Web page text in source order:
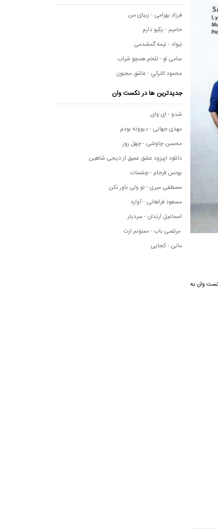
نکست وان به
فرزاد بهرامی - زیبای من
حامیم - یکیو دارم
نیواد - نیمه گمشدمی
سامی لو - تلخم همچو شراب
محمود التركي - عاشق مجنون
جدیدترین ها در نکست وان
شدو - ای وای
مهدی جهانی - دیوونه بودم
محسن چاوشی - چهل روز
دانلود اپیزود عشق عمیق از دیجی شاهین
یونس فرجام - چشمات
مصطفی میری - تو ولی باور نکن
مسعود فراهانی - آواره
اسماعیل ارندان - سردیار
مرتضی باب - ممنونم ازت
مانی - کجایی